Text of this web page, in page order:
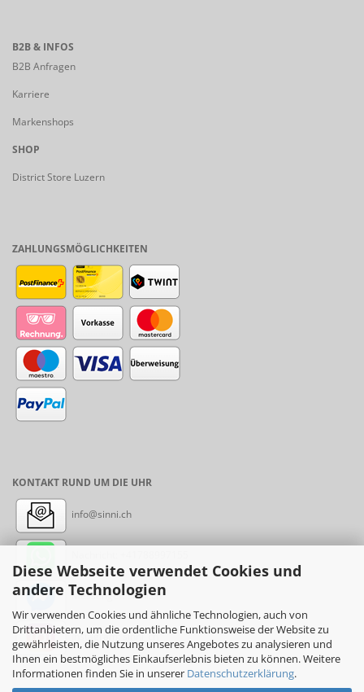
Diese Webseite verwendet Cookies und
andere Technologien
Wir verwenden Cookies und ähnliche Technologien, auch von
Drittanbietern, um die ordentliche Funktionsweise der Website zu
gewährleisten, die Nutzung unseres Angebotes zu analysieren und
Ihnen ein bestmögliches Einkaufserlebnis bieten zu können. Weitere
Informationen finden Sie in unserer Datenschutzerklärung.
B2B & INFOS
B2B Anfragen
Karriere
Markenshops
SHOP
District Store Luzern
ZAHLUNGSMÖGLICHKEITEN
KONTAKT RUND UM DIE UHR
info@sinni.ch
Messenger: sinni.ch
Instagram: sinni_ch